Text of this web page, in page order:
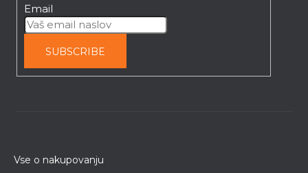
Email
SUBSCRIBE
Vse o nakupovanju